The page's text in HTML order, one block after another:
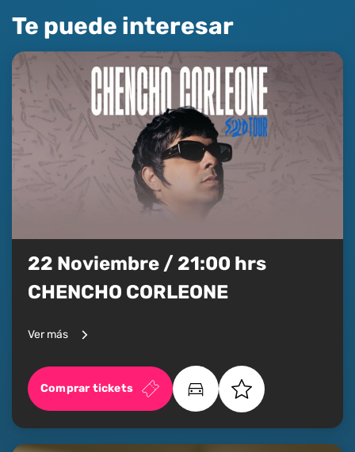
Te puede interesar
22 Noviembre / 21:00 hrs
CHENCHO CORLEONE
Ver más
Comprar tickets